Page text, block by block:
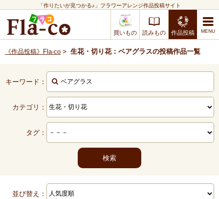
「作りたいが見つかる♪」フラワーアレンジ作品投稿サイト
買いもの 読みもの 作品投稿
《作品投稿》Fla-co > 生花・切り花：ベアグラスの投稿作品一覧
キーワード：
カテゴリ：
タグ：
並び替え：